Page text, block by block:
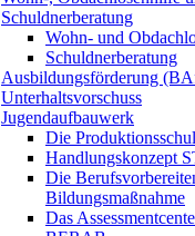
Schuldnerberatung
Wohn- und
Schuldnerberatung
Ausbildungsförderung
Unterhaltsvorschuss
Jugendaufbauwerk
Die
Handlungskonzept
Die
Bildungsmaßnahme
Das